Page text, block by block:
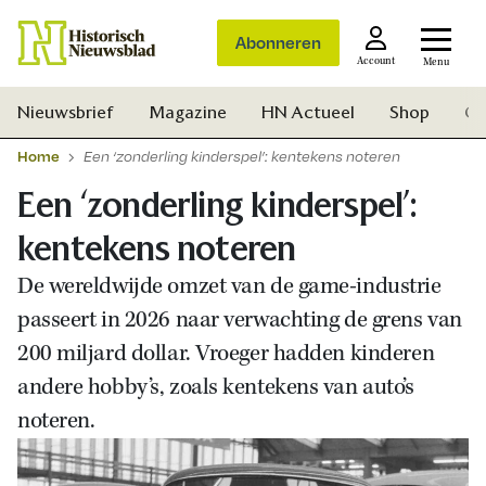
Abonneren
Account Menu
Zoek
Nieuwsbrief Magazine HN Actueel Shop
Home Een ‘zonderling kinderspel’: kentekens noteren
Een ‘zonderling kinderspel’:
kentekens noteren
De wereldwijde omzet van de game-industrie
passeert in 2026 naar verwachting de grens van
200 miljard dollar. Vroeger hadden kinderen
andere hobby’s, zoals kentekens van auto’s
noteren.